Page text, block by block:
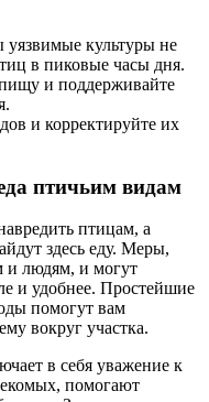
культуры не
в пиковые часы дня.
и поддерживайте
и корректируйте их
птичьим видам
птицам, а
здесь еду. Меры,
и людям, и могут
и удобнее. Простейшие
помогут вам
вокруг участка.
в себя уважение к
помогают